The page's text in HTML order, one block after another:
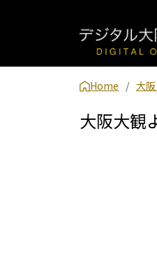
Home 大
大阪大観